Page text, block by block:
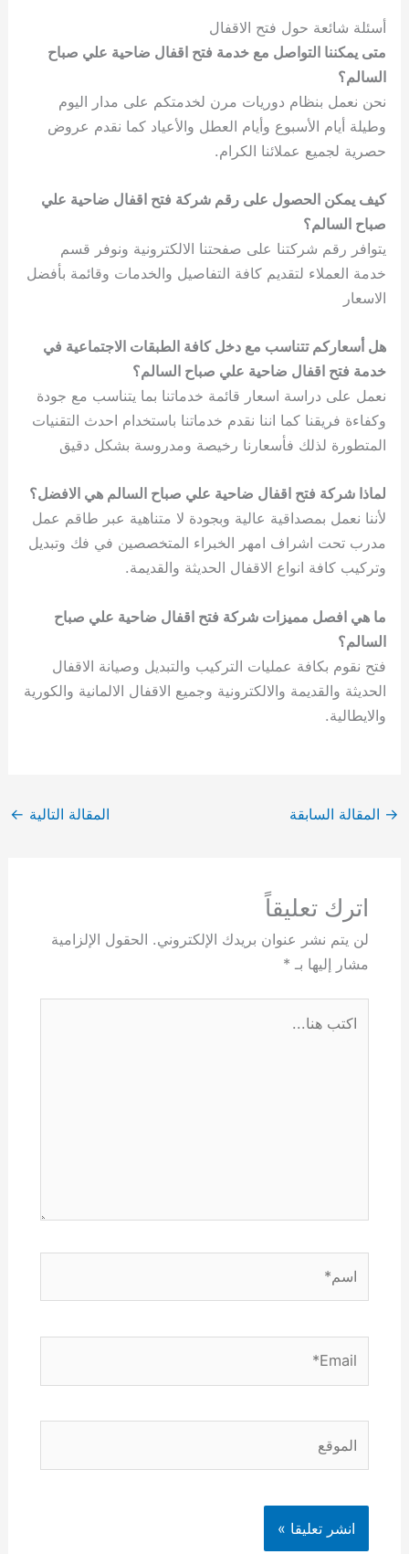
أسئلة شائعة حول فتح الاقفال
متى يمكننا التواصل مع خدمة فتح اقفال ضاحية علي صباح
السالم؟
نحن نعمل بنظام دوريات مرن لخدمتكم على مدار اليوم
وطيلة أيام الأسبوع وأيام العطل والأعياد كما نقدم عروض
حصرية لجميع عملائنا الكرام.
كيف يمكن الحصول على رقم شركة فتح اقفال ضاحية علي
صباح السالم؟
يتوافر رقم شركتنا على صفحتنا الالكترونية ونوفر قسم
خدمة العملاء لتقديم كافة التفاصيل والخدمات وقائمة بأفضل
الاسعار
هل أسعاركم تتناسب مع دخل كافة الطبقات الاجتماعية في
خدمة فتح اقفال ضاحية علي صباح السالم؟
نعمل على دراسة اسعار قائمة خدماتنا بما يتناسب مع جودة
وكفاءة فريقنا كما اننا نقدم خدماتنا باستخدام احدث التقنيات
المتطورة لذلك فأسعارنا رخيصة ومدروسة بشكل دقيق
لماذا شركة فتح اقفال ضاحية علي صباح السالم هي الافضل؟
لأننا نعمل بمصداقية عالية وبجودة لا متناهية عبر طاقم عمل
مدرب تحت اشراف امهر الخبراء المتخصصين في فك وتبديل
وتركيب كافة انواع الاقفال الحديثة والقديمة.
ما هي افصل مميزات شركة فتح اقفال ضاحية علي صباح
السالم؟
فتح نقوم بكافة عمليات التركيب والتبديل وصيانة الاقفال
الحديثة والقديمة والالكترونية وجميع الاقفال الالمانية والكورية
والايطالية.
→ المقالة السابقة المقالة التالية ←
اترك تعليقاً
لن يتم نشر عنوان بريدك الإلكتروني. الحقول الإلزامية
مشار إليها بـ *
هنا...